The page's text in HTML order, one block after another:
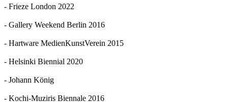
- Frieze London 2022
- Gallery Weekend Berlin 2016
- Hartware MedienKunstVerein 2015
- Helsinki Biennial 2020
- Johann König
- Kochi-Muziris Biennale 2016